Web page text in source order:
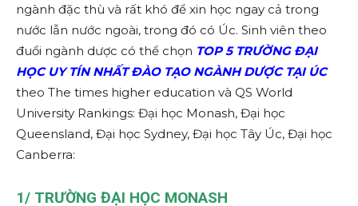
ngành đặc thù và rất khó để xin học ngay cả trong
nước lẫn nước ngoài, trong đó có Úc. Sinh viên theo
đuổi ngành dược có thể chọn TOP 5 TRƯỜNG ĐẠI
HỌC UY TÍN NHẤT ĐÀO TẠO NGÀNH DƯỢC TẠI ÚC
theo The times higher education và QS World
University Rankings: Đại học Monash, Đại học
Queensland, Đại học Sydney, Đại học Tây Úc, Đại học
Canberra:
1/ TRƯỜNG ĐẠI HỌC MONASH